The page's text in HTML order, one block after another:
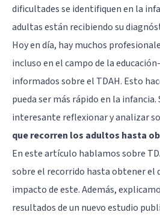
dificultades se identifiquen en la
adultas están recibiendo su
Hoy en día, hay muchos
incluso en el campo de la
informados sobre el TDAH. Esto
pueda ser más rápido en la infancia.
interesante reflexionar y analizar
que recorren los adultos hasta
En este artículo hablamos sobre
sobre el recorrido hasta obtener el
impacto de este. Además,
resultados de un nuevo estudio